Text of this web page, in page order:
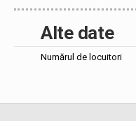
Alte date
Numărul de locuitori